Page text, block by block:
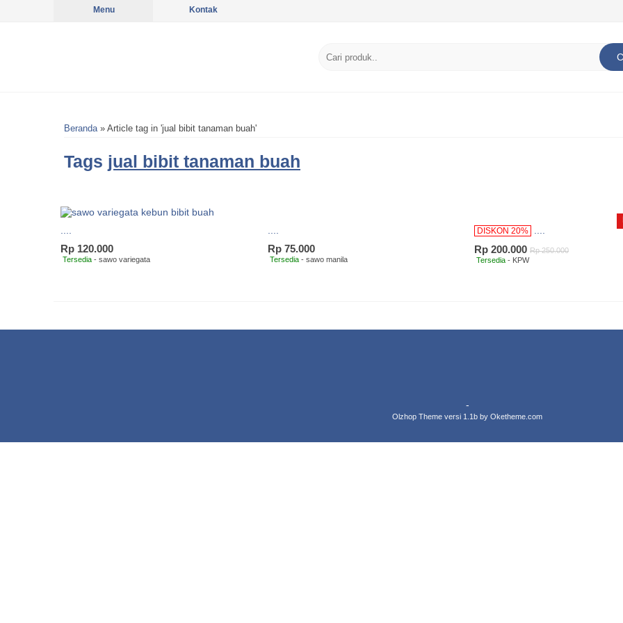
Menu Kontak
Beranda» Article tag in 'jual bibit tanaman buah'
Tags jual bibit tanaman buah
Rp 120.000
Tersedia - sawo variegata
Rp 75.000
Tersedia- sawo manila
DISKON 20%
Rp 200.000 Rp 250.000
Tersedia - KPW
-
Olzhop Theme versi 1.1b by Oketheme.com